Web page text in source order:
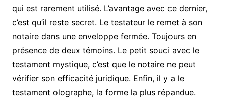
qui est rarement utilisé. L’avantage avec ce dernier,
c’est qu’il reste secret. Le testateur le remet à son
notaire dans une enveloppe fermée. Toujours en
présence de deux témoins. Le petit souci avec le
testament mystique, c’est que le notaire ne peut
vérifier son efficacité juridique. Enfin, il y a le
testament olographe, la forme la plus répandue.